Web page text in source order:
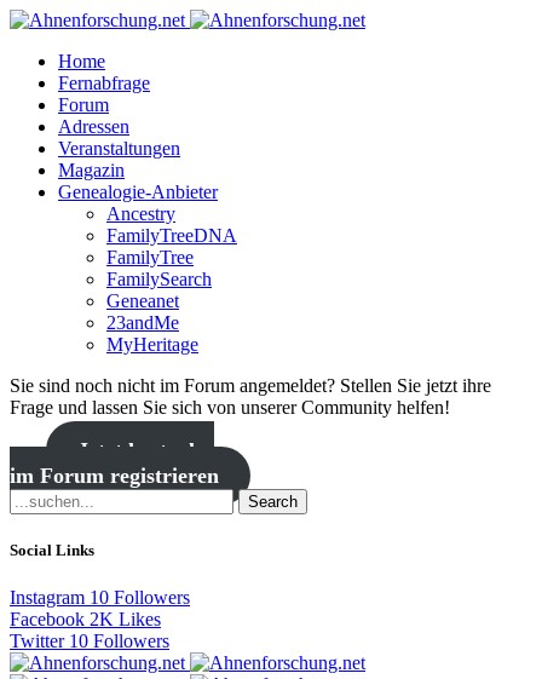
Home
Fernabfrage
Forum
Adressen
Veranstaltungen
Magazin
Genealogie-Anbieter
Ancestry
FamilyTreeDNA
FamilyTree
FamilySearch
Geneanet
23andMe
MyHeritage
Sie sind noch nicht im Forum angemeldet? Stellen Sie jetzt ihre
Frage und lassen Sie sich von unserer Community helfen!
Jetzt kostenlos
im Forum registrieren
Search
Social Links
Instagram 10 Followers
Facebook 2K Likes
Twitter 10 Followers